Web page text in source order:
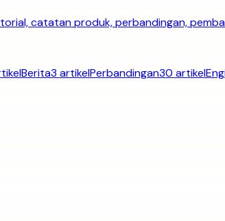
catatan produk, perbandingan,
Berita3 artikelPerbandingan30 artikel